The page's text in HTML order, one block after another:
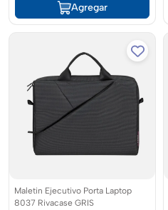
Agregar
Maletin Ejecutivo Porta Laptop
8037 Rivacase GRIS